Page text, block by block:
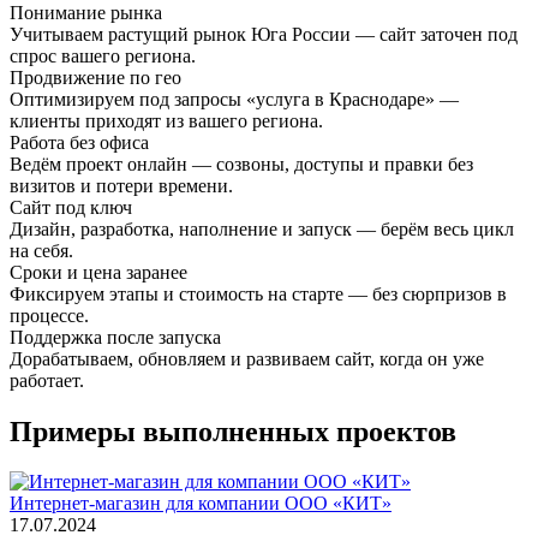
Понимание рынка
Учитываем растущий рынок Юга России — сайт заточен под
спрос вашего региона.
Продвижение по гео
Оптимизируем под запросы «услуга в Краснодаре» —
клиенты приходят из вашего региона.
Работа без офиса
Ведём проект онлайн — созвоны, доступы и правки без
визитов и потери времени.
Сайт под ключ
Дизайн, разработка, наполнение и запуск — берём весь цикл
на себя.
Сроки и цена заранее
Фиксируем этапы и стоимость на старте — без сюрпризов в
процессе.
Поддержка после запуска
Дорабатываем, обновляем и развиваем сайт, когда он уже
работает.
Примеры выполненных проектов
Интернет-магазин для компании ООО «КИТ»
17.07.2024